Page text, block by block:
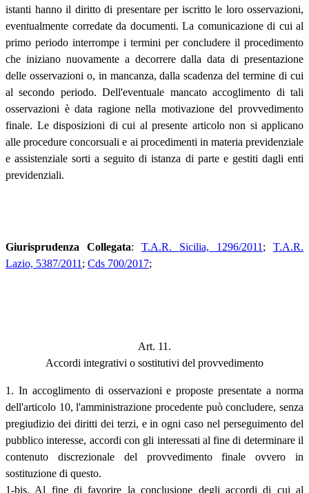
istanti hanno il diritto di presentare per iscritto le loro osservazioni,
eventualmente corredate da documenti. La comunicazione di cui al
primo periodo interrompe i termini per concludere il procedimento
che iniziano nuovamente a decorrere dalla data di presentazione
delle osservazioni o, in mancanza, dalla scadenza del termine di cui
al secondo periodo. Dell'eventuale mancato accoglimento di tali
osservazioni è data ragione nella motivazione del provvedimento
finale. Le disposizioni di cui al presente articolo non si applicano
alle procedure concorsuali e ai procedimenti in materia previdenziale
e assistenziale sorti a seguito di istanza di parte e gestiti dagli enti
previdenziali.
Giurisprudenza Collegata: T.A.R. Sicilia, 1296/2011 ; T.A.R.
Lazio, 5387/2011 ; Cds 700/2017;
Art. 11.
Accordi integrativi o sostitutivi del provvedimento
1. In accoglimento di osservazioni e proposte presentate a norma
dell'articolo 10, l'amministrazione procedente può concludere, senza
pregiudizio dei diritti dei terzi, e in ogni caso nel perseguimento del
pubblico interesse, accordi con gli interessati al fine di determinare il
contenuto discrezionale del provvedimento finale ovvero in
sostituzione di questo.
1-bis. Al fine di favorire la conclusione degli accordi di cui al